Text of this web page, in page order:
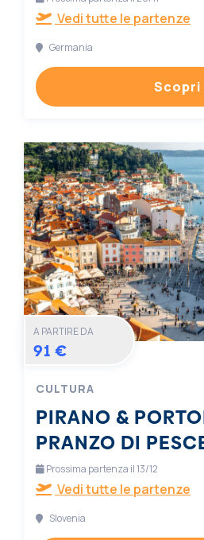
Vedi tutte le partenze
Germania
Scopri
A PARTIRE DA
91 €
CULTURA
PIRANO &
PRANZO DI
Prossima partenza il 13/12
Vedi tutte le partenze
Slovenia